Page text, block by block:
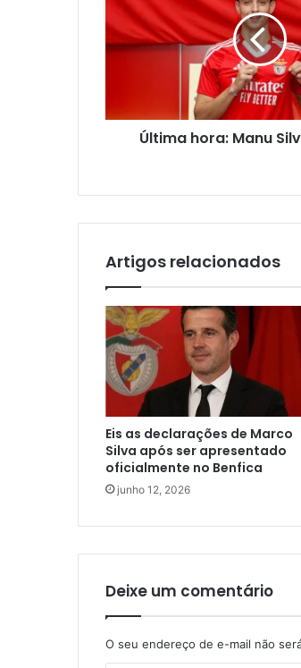
Última hora: Manu
Artigos relacionados
Eis as declarações de Marco
Silva após ser apresentado
oficialmente no Benfica
junho 12, 2026
Deixe um comentário
O seu endereço de e-mail não